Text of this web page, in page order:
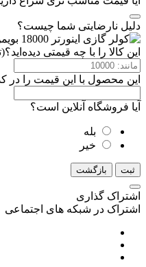
دلیل نارضایتی شما چیست؟
این کالا را با چه قیمتی
این محصول با این قیمت را
آیا فروشگاه آنلاین است؟
بله
خیر
ثبت بازگشت
اشتراک گذاری
اشتراک در شبکه های اجتماعی